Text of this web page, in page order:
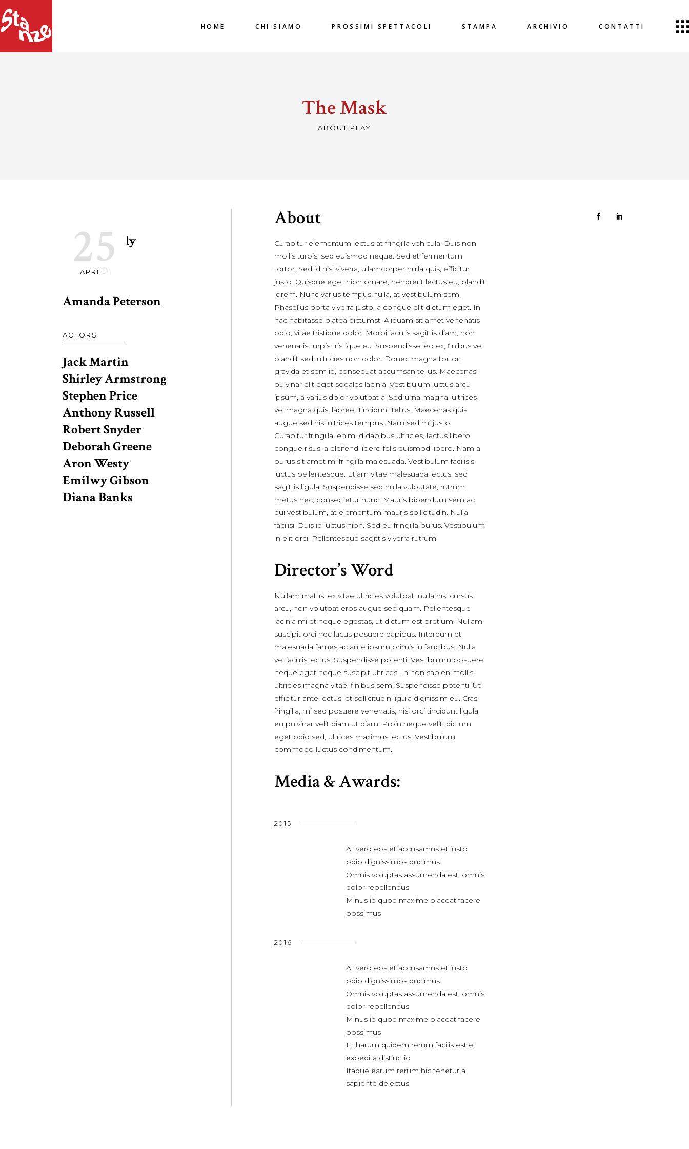
HOME CHI SIAMO PROSSIMI SPETTACOLI STAMPA ARCHIVIO CONTATTI
The Mask
ABOUT PLAY
25
APRILE
Patrick Kelly
DESIGN
Amanda Peterson
ACTORS
Jack Martin
Shirley Armstrong
Stephen Price
Anthony Russell
Robert Snyder
Deborah Greene
Aron Westy
Emilwy Gibson
Diana Banks
About
Curabitur elementum lectus at fringilla vehicula. Duis non
mollis turpis, sed euismod neque. Sed et fermentum
tortor. Sed id nisl viverra, ullamcorper nulla quis, efficitur
justo. Quisque eget nibh ornare, hendrerit lectus eu, blandit
lorem. Nunc varius tempus nulla, at vestibulum sem.
Phasellus porta viverra justo, a congue elit dictum eget. In
hac habitasse platea dictumst. Aliquam sit amet venenatis
odio, vitae tristique dolor. Morbi iaculis sagittis diam, non
venenatis turpis tristique eu. Suspendisse leo ex, finibus vel
blandit sed, ultricies non dolor. Donec magna tortor,
gravida et sem id, consequat accumsan tellus. Maecenas
pulvinar elit eget sodales lacinia. Vestibulum luctus arcu
ipsum, a varius dolor volutpat a. Sed urna magna, ultrices
vel magna quis, laoreet tincidunt tellus. Maecenas quis
augue sed nisl ultrices tempus. Nam sed mi justo.
Curabitur fringilla, enim id dapibus ultricies, lectus libero
congue risus, a eleifend libero felis euismod libero. Nam a
purus sit amet mi fringilla malesuada. Vestibulum facilisis
luctus pellentesque. Etiam vitae malesuada lectus, sed
sagittis ligula. Suspendisse sed nulla vulputate, rutrum
metus nec, consectetur nunc. Mauris bibendum sem ac
dui vestibulum, at elementum mauris sollicitudin. Nulla
facilisi. Duis id luctus nibh. Sed eu fringilla purus. Vestibulum
in elit orci. Pellentesque sagittis viverra rutrum.
Director’s Word
Nullam mattis, ex vitae ultricies volutpat, nulla nisi cursus
arcu, non volutpat eros augue sed quam. Pellentesque
lacinia mi et neque egestas, ut dictum est pretium. Nullam
suscipit orci nec lacus posuere dapibus. Interdum et
malesuada fames ac ante ipsum primis in faucibus. Nulla
vel iaculis lectus. Suspendisse potenti. Vestibulum posuere
neque eget neque suscipit ultrices. In non sapien mollis,
ultricies magna vitae, finibus sem. Suspendisse potenti. Ut
efficitur ante lectus, et sollicitudin ligula dignissim eu. Cras
fringilla, mi sed posuere venenatis, nisi orci tincidunt ligula,
eu pulvinar velit diam ut diam. Proin neque velit, dictum
eget odio sed, ultrices maximus lectus. Vestibulum
commodo luctus condimentum.
Media & Awards:
2015
At vero eos et accusamus et iusto
odio dignissimos ducimus
Omnis voluptas assumenda est, omnis
dolor repellendus
Minus id quod maxime placeat facere
possimus
2016
At vero eos et accusamus et iusto
odio dignissimos ducimus
Omnis voluptas assumenda est, omnis
dolor repellendus
Minus id quod maxime placeat facere
possimus
Et harum quidem rerum facilis est et
expedita distinctio
Itaque earum rerum hic tenetur a
sapiente delectus